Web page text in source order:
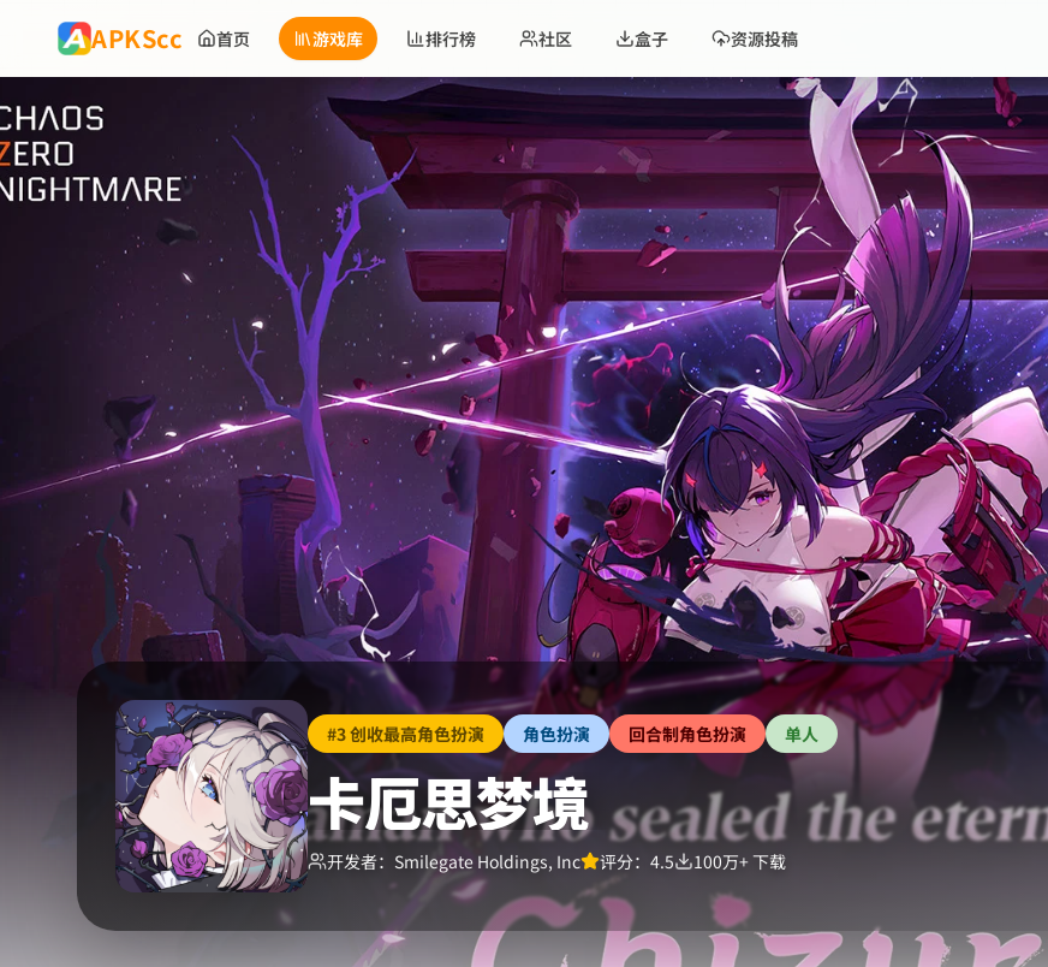
APKScc 首页 游戏库 排行榜 社区 盒子 资源投稿
#3 创收最高角色扮演 角色扮演 回合制角色扮演 单人
卡厄思梦境
开发者： Smilegate Holdings, Inc 评分： 4.5 100万+下载